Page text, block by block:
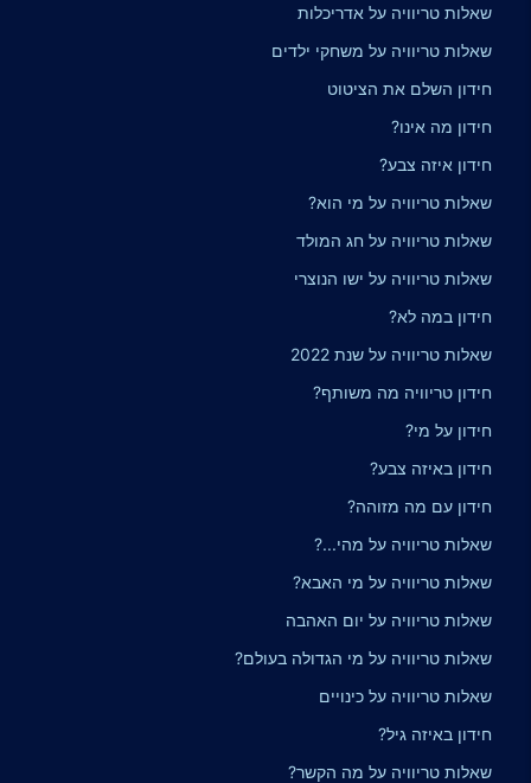
שאלות טריוויה על אדריכלות
שאלות טריוויה על משחקי ילדים
חידון השלם את הציטוט
חידון מה אינו?
חידון איזה צבע?
שאלות טריוויה על מי הוא?
שאלות טריוויה על חג המולד
שאלות טריוויה על ישו הנוצרי
חידון במה לא?
שאלות טריוויה על שנת 2022
חידון טריוויה מה משותף?
חידון על מי?
חידון באיזה צבע?
חידון עם מה מזוהה?
שאלות טריוויה על מהי...?
שאלות טריוויה על מי האבא?
שאלות טריוויה על יום האהבה
שאלות טריוויה על מי הגדולה בעולם?
שאלות טריוויה על כינויים
חידון באיזה גיל?
שאלות טריוויה על מה הקשר?